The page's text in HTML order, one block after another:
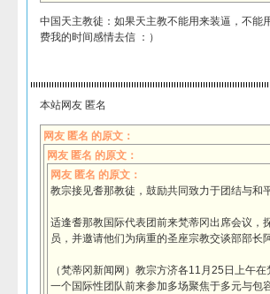
中国天主教徒：如果天主教不能用来装逼，不能
费我的时间感情去信 ：）
本站网友 匿名
网友 匿名 的原文：
网友 匿名 的原文：
网友 匿名 的原文：
教宗接见耆那教徒，鼓励共同致力于团结与和
适逢耆那教国际代表团前来梵蒂冈出席会议，
员，并邀请他们为病重的圣座宗教交谈部部长
（梵蒂冈新闻网）教宗方济各11月25日上午
一个国际性团队前来参加多场聚焦于多元与包